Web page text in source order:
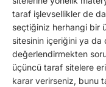
taraf işlevsellikler de
seçtiğiniz herhangi bir
sitesinin içeriğini ya
değerlendirmekten
üçüncü taraf sitelere
karar verirseniz, bunu